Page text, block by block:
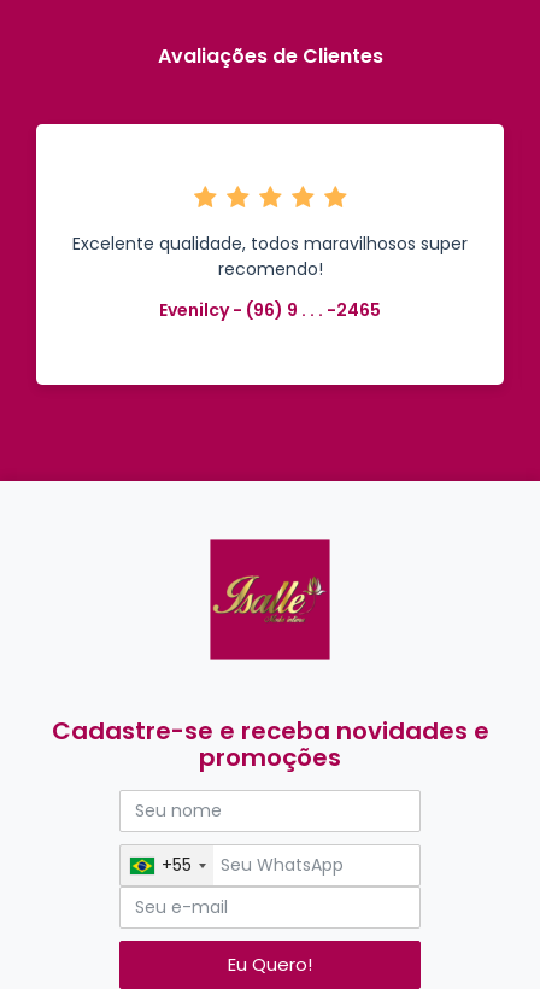
Avaliações de Clientes
Excelente qualidade, todos maravilhosos super
recomendo!
Evenilcy - (96) 9 . . . -2465
Cadastre-se e receba novidades e
promoções
+55
Eu Quero!